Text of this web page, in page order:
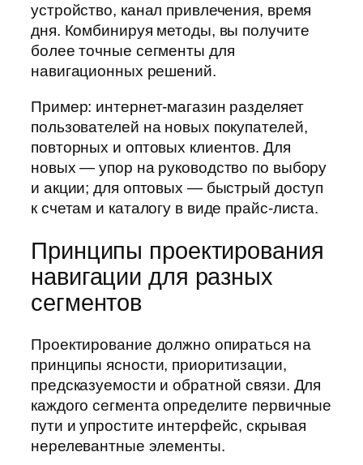
устройство, канал привлечения, время
дня. Комбинируя методы, вы получите
более точные сегменты для
навигационных решений.
Пример: интернет-магазин разделяет
пользователей на новых покупателей,
повторных и оптовых клиентов. Для
новых — упор на руководство по выбору
и акции; для оптовых — быстрый доступ
к счетам и каталогу в виде прайс-листа.
Принципы проектирования
навигации для разных
сегментов
Проектирование должно опираться на
принципы ясности, приоритизации,
предсказуемости и обратной связи. Для
каждого сегмента определите первичные
пути и упростите интерфейс, скрывая
нерелевантные элементы.